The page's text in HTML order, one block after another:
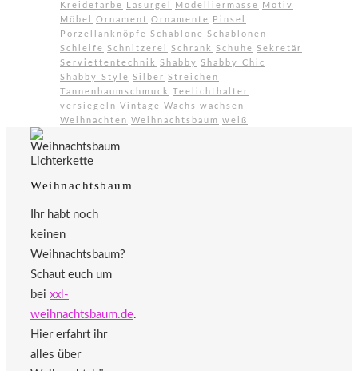
Kreidefarbe
Lasurgel Modelliermasse
Motiv
Möbel
Ornament Ornamente
Pinsel
Porzellanknöpfe Schablone Schablonen
Schleife Schnitzerei Schrank Schuhe Sekretär
Serviettentechnik
Shabby Shabby Chic
Shabby Style Silber Streichen
Tannenbaumschmuck
Teelichthalter
versiegeln Vintage Wachs wachsen
Weihnachten Weihnachtsbaum weiß
Weihnachtsbaum
Ihr habt noch
keinen
Weihnachtsbaum?
Schaut euch um
bei xxl-
weihnachtsbaum.de.
Hier erfahrt ihr
alles über